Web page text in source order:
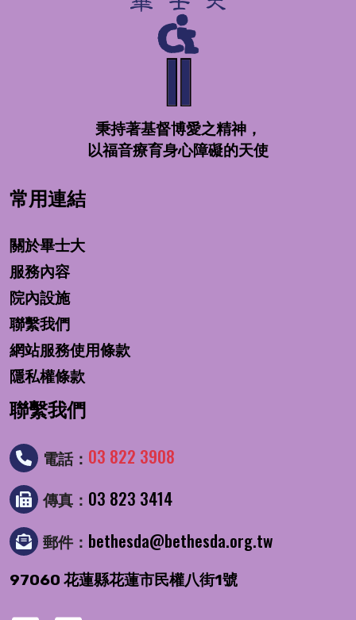
秉持著基督博愛之精神，
以福音療育身心障礙的天使
常用連結
關於畢士大
服務內容
院內設施
聯繫我們
網站服務使用條款
隱私權條款
聯繫我們
電話： 03 822 3908
傳真： 03 823 3414
郵件： bethesda@bethesda.org.tw
97060 花蓮縣花蓮市民權八街1號